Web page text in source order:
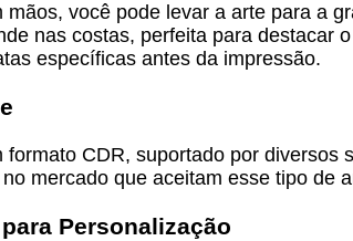
mãos, você pode levar a arte para a
nas costas, perfeita para destacar
específicas antes da impressão.
formato CDR, suportado por
mercado que aceitam esse tipo de
Personalização